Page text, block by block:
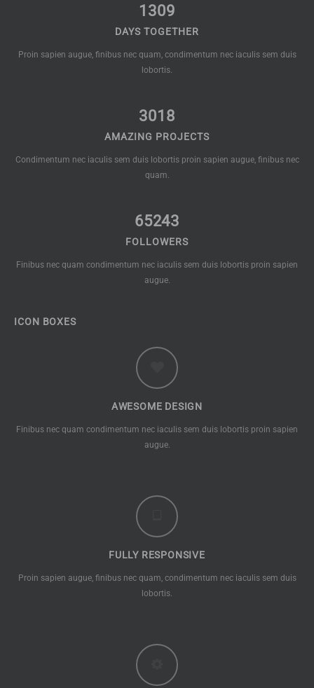
1309
DAYS TOGETHER
Proin sapien augue, finibus nec quam, condimentum nec iaculis sem duis
lobortis.
3018
AMAZING PROJECTS
Condimentum nec iaculis sem duis lobortis proin sapien augue, finibus nec
quam.
65243
FOLLOWERS
Finibus nec quam condimentum nec iaculis sem duis lobortis proin sapien
augue.
ICON BOXES
AWESOME DESIGN
Finibus nec quam condimentum nec iaculis sem duis lobortis proin sapien
augue.
FULLY RESPONSIVE
Proin sapien augue, finibus nec quam, condimentum nec iaculis sem duis
lobortis.